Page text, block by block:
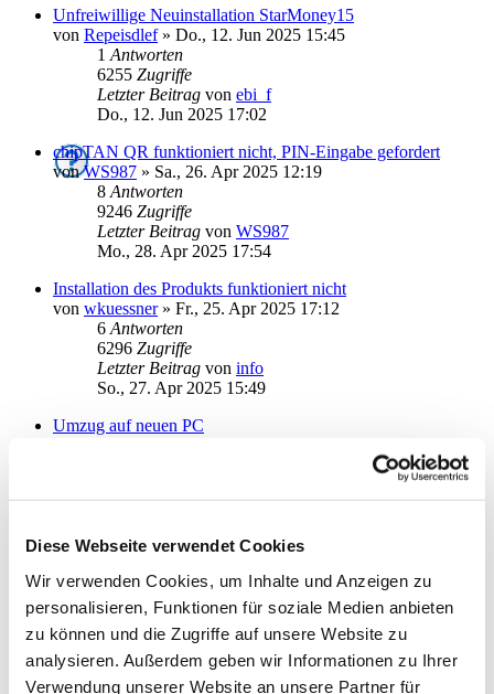
Diese Webseite verwendet Cookies
Wir verwenden Cookies, um Inhalte und Anzeigen zu
personalisieren, Funktionen für soziale Medien anbieten
zu können und die Zugriffe auf unsere Website zu
analysieren. Außerdem geben wir Informationen zu Ihrer
Verwendung unserer Website an unsere Partner für
Unfreiwillige Neuinstallation StarMoney15
von Repeisdlef» Do., 12. Jun 2025 15:45
1 Antworten
6255 Zugriffe
Letzter Beitrag von ebi_f
Do., 12. Jun 2025 17:02
chipTAN QR funktioniert nicht, PIN-Eingabe gefordert
vonWS987 » Sa., 26. Apr 2025 12:19
8 Antworten
9246 Zugriffe
Letzter Beitrag von WS987
Mo., 28. Apr 2025 17:54
Installation des Produkts funktioniert nicht
von wkuessner» Fr., 25. Apr 2025 17:12
6 Antworten
6296 Zugriffe
Letzter Beitrag von info
So., 27. Apr 2025 15:49
Umzug auf neuen PC
Letzter Beitragvonmgk02
vonDeubzerk»Mi., 12. Mär 2025 18:33
4Antworten
Zugriffe
Letzter BeitragvonDeubzerk
Fr., 14. Mär 2025 14:22